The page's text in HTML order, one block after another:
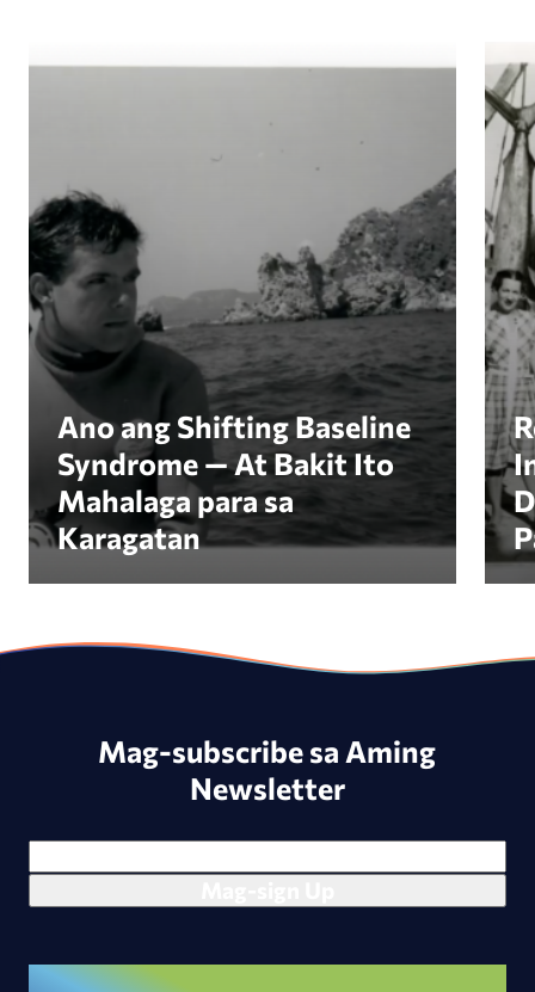
Ano ang Shifting Baseline Syndrome — At Bakit
Ano ang Shifting Baseline
Syndrome — At Bakit Ito
Mahalaga para sa
Karagatan
Mag-subscribe sa Aming
Newsletter